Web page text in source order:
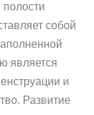
собой
является
и
Развитие